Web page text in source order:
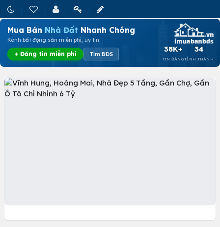
Mua Bán Nhà Đất Nhanh Chóng
Kênh bất động sản miễn phí, uy tín
+ Đăng tin miễn phí Tìm BĐS
38K+
TIN ĐĂNG
34
TỈNH THÀNH